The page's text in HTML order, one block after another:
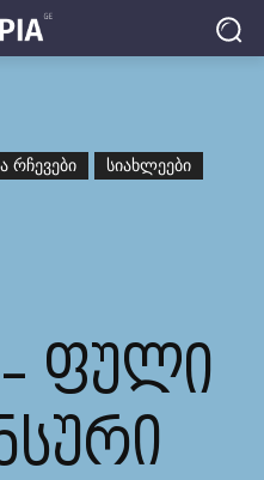
ᲡᲘᲐᲮᲚᲔᲔᲑᲘ
– ᲤᲣᲚᲘ